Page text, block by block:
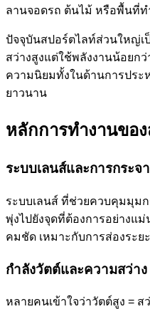
ลานจอดรถ ต้นไม้ หรือพื้นที่
ปัจจุบันสปอร์ตไลท์ส่วนใหญ่เ
สว่างสูงแต่ใช้พลังงานน้อยก
ความนิยมทั้งในด้านการประ
ยาวนาน
หลักการทำงานขอ
ระบบเลนส์และการกระจ
ระบบเลนส์ ที่ช่วยควบคุมมุมก
พุ่งไปยังจุดที่ต้องการอย่างแ
คมชัด เหมาะกับการส่องระย
กำลังวัตต์และความสว่าง
หลายคนเข้าใจว่าวัตต์สูง =